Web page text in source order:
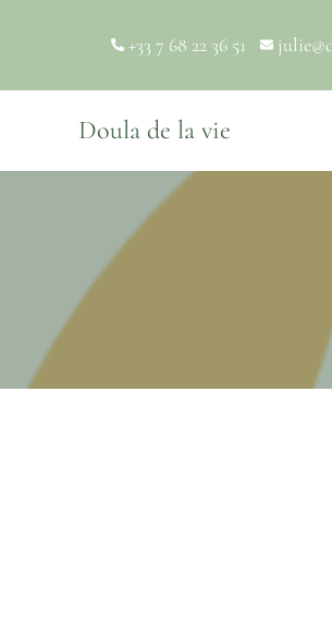
+33 7 68 22 36 51
Doula de la vie